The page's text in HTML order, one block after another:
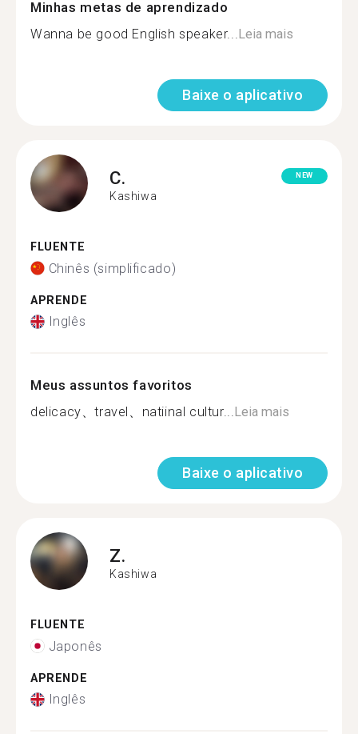
Minhas metas de aprendizado
Wanna be good English speaker...Leia mais
Baixe o aplicativo
C.
Kashiwa
NEW
FLUENTE
Chinês (simplificado)
APRENDE
Inglês
Meus assuntos favoritos
delicacy、travel、natiinal cultur...Leia mais
Baixe o aplicativo
Z.
Kashiwa
FLUENTE
Japonês
APRENDE
Inglês